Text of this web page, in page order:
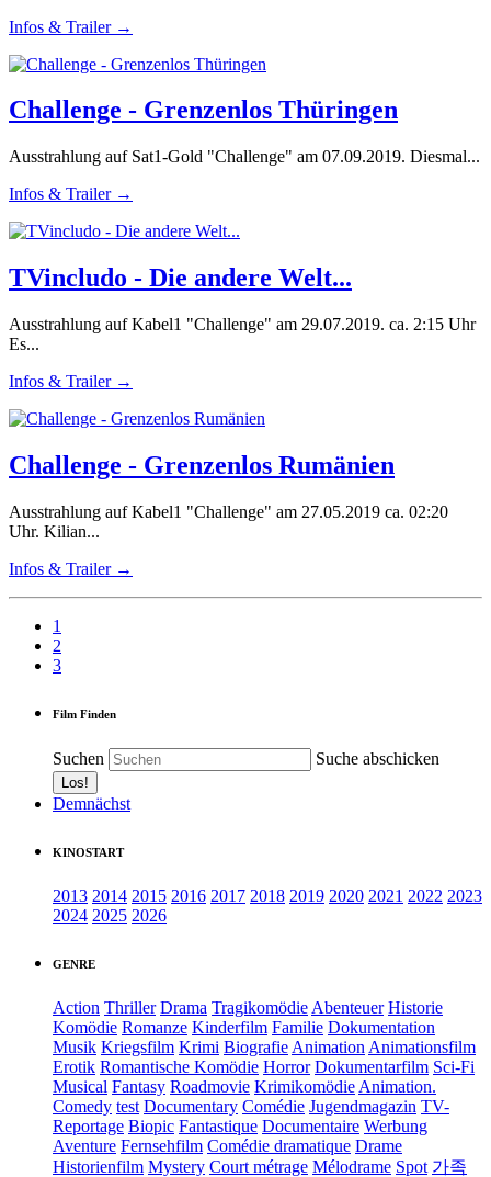
Infos & Trailer →
Challenge - Grenzenlos Thüringen
Ausstrahlung auf Sat1-Gold "Challenge" am 07.09.2019. Diesmal...
Infos & Trailer →
TVincludo - Die andere Welt...
Ausstrahlung auf Kabel1 "Challenge" am 29.07.2019. ca. 2:15 Uhr
Es...
Infos & Trailer →
Challenge - Grenzenlos Rumänien
Ausstrahlung auf Kabel1 "Challenge" am 27.05.2019 ca. 02:20
Uhr. Kilian...
Infos & Trailer →
1
2
3
Film Finden
Suchen Suche abschicken
Demnächst
KINOSTART
2013 2014 2015 2016 2017 2018 2019 2020 2021 2022 2023
2024 2025 2026
GENRE
Action Thriller Drama Tragikomödie Abenteuer Historie
Komödie Romanze Kinderfilm Familie Dokumentation
Musik Kriegsfilm Krimi Biografie Animation Animationsfilm
Erotik Romantische Komödie Horror Dokumentarfilm Sci-Fi
Musical Fantasy Roadmovie Krimikomödie Animation.
Comedy test Documentary Comédie Jugendmagazin TV-
Reportage Biopic Fantastique Documentaire Werbung
Aventure Fernsehfilm Comédie dramatique Drame
Historienfilm Mystery Court métrage Mélodrame Spot 가족